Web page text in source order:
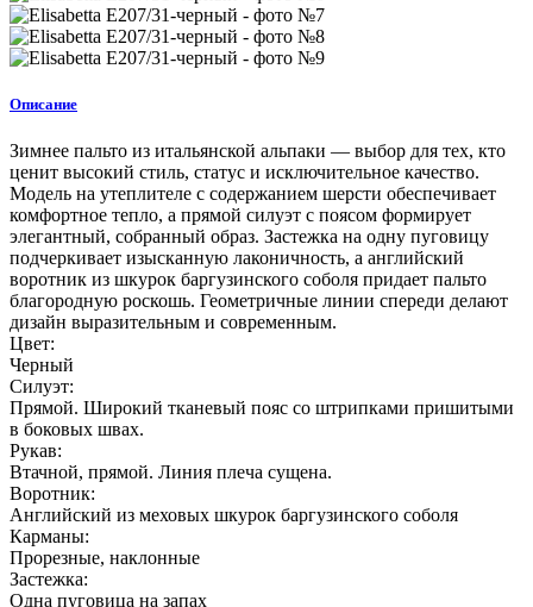
Описание
Зимнее пальто из итальянской альпаки — выбор для тех, кто
ценит высокий стиль, статус и исключительное качество.
Модель на утеплителе с содержанием шерсти обеспечивает
комфортное тепло, а прямой силуэт с поясом формирует
элегантный, собранный образ. Застежка на одну пуговицу
подчеркивает изысканную лаконичность, а английский
воротник из шкурок баргузинского соболя придает пальто
благородную роскошь. Геометричные линии спереди делают
дизайн выразительным и современным.
Цвет:
Черный
Силуэт:
Прямой. Широкий тканевый пояс со штрипками пришитыми
в боковых швах.
Рукав:
Втачной, прямой. Линия плеча сущена.
Воротник:
Английский из меховых шкурок баргузинского соболя
Карманы:
Прорезные, наклонные
Застежка:
Одна пуговица на запах